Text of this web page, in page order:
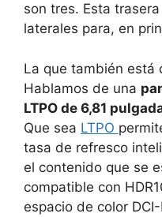
son tres. Esta
laterales para, en
La que también está
Hablamos de una
LTPO de 6,81
Que sea LTPO
tasa de refresco
el contenido que se
compatible con
espacio de color